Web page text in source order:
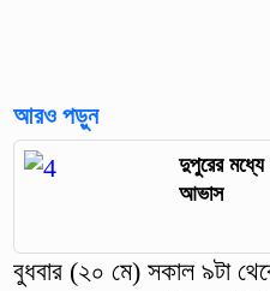
আরও পড়ুন
দুপুরের মধ্যে
আভাস
বুধবার (২০ মে) সকাল ৯টা